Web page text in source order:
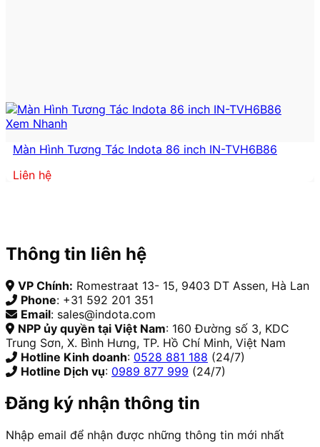
Xem Nhanh
Màn Hình Tương Tác Indota 86 inch IN-TVH6B86
Liên hệ
Thông tin liên hệ
VP Chính: Romestraat 13- 15, 9403 DT Assen, Hà Lan
Phone: +31 592 201 351
Email: sales@indota.com
NPP ủy quyền tại Việt Nam: 160 Đường số 3, KDC
Trung Sơn, X. Bình Hưng, TP. Hồ Chí Minh, Việt Nam
Hotline Kinh doanh: 0528 881 188 (24/7)
Hotline Dịch vụ: 0989 877 999 (24/7)
Đăng ký nhận thông tin
Nhập email để nhận được những thông tin mới nhất